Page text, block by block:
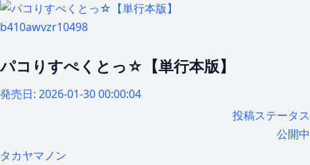
b410awvzr10498
パコりすぺくとっ☆【単行本版】
発売日: 2026-01-30 00:00:04
投稿ステータス
公開中
タカヤマノン